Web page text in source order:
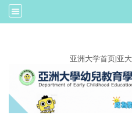
亚洲大学首页|亚